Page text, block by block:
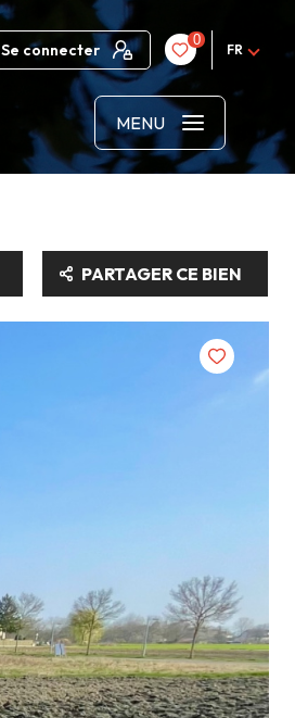
Se connecter
0
FR
MENU
PARTAGER CE BIEN